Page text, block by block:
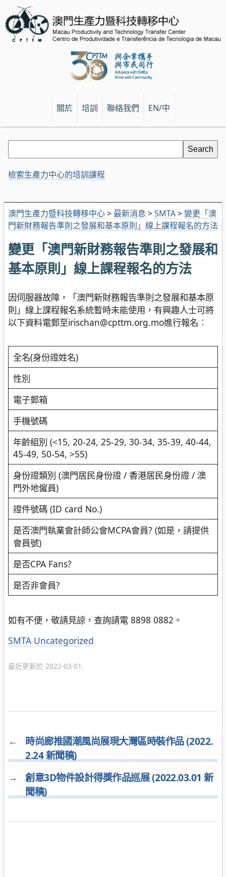
關於 培訓 聯絡我們 EN/中
澳門生產力暨科技轉移中心> 最新消息 >SMTA>變更「澳
門新財務報告準則之發展和基本原則」線上課程報名的方法
變更「澳門新財務報告準則之發展和
基本原則」線上課程報名的方法
因伺服器故障，「澳門新財務報告準則之發展和基本原
則」線上課程報名系統暫時未能使用，有興趣人士可將
以下資料電郵至irischan@cpttm.org.mo進行報名︰
全名(身份證姓名)
性別
電子郵箱
手機號碼
年齡組別 (<15, 20-24, 25-29, 30-34, 35-39, 40-44,
45-49, 50-54, >55)
身份證類別 (澳門居民身份證 / 香港居民身份證 / 澳
門外地僱員)
證件號碼 (ID card No.)
是否澳門執業會計師公會MCPA會員? (如是，請提供
會員號)
是否CPA Fans?
是否非會員?
如有不便，敬請見諒，查詢請電 8898 0882。
分
SMTA Uncategorized
最近更新於 2022-03-01.
←
時尚廊推國潮風尚展現大灣區時裝作品 (2022.
2.24 新聞稿)
→
創意3D物件設計得獎作品巡展 (2022.03.01 新
聞稿)
檢索生產力中心的培訓課程